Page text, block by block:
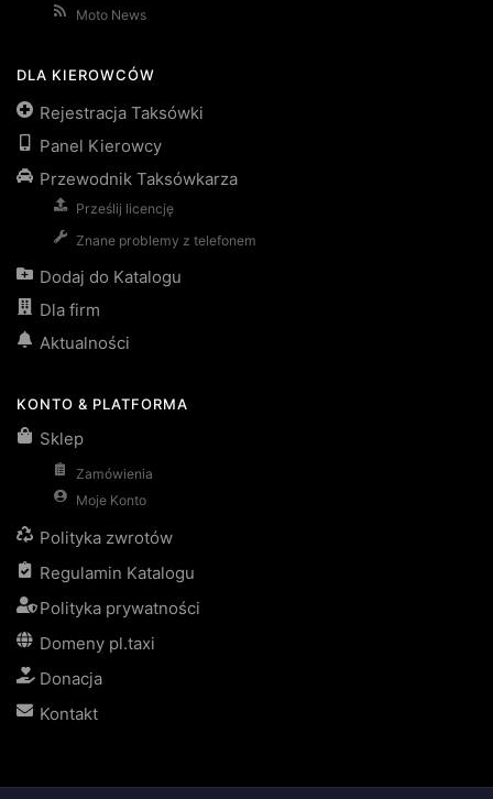
Moto News
DLA KIEROWCÓW
Rejestracja Taksówki
Panel Kierowcy
Przewodnik Taksówkarza
Prześlij licencję
Znane problemy z telefonem
Dodaj do Katalogu
Dla firm
Aktualności
KONTO & PLATFORMA
Sklep
Zamówienia
Moje Konto
Polityka zwrotów
Regulamin Katalogu
Polityka prywatności
Domeny pl.taxi
Donacja
Kontakt